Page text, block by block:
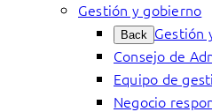
Gestión y gobierno
Back Gestión
Consejo de
Equipo de
Negocio